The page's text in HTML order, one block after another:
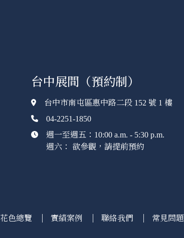
台中展間（預約制）
台中市南屯區惠中路二段 152 號 1 樓
04-2251-1850
週一至週五：10:00 a.m. - 5:30 p.m.
週六： 欲參觀，請提前預約
花色總覽 實績案例 聯絡我們 常見問題